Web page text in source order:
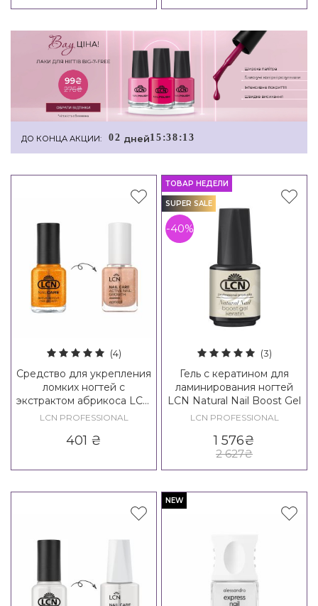
ДО КОНЦА АКЦИИ: 02 дней15 :38 :13
(4)
Средство для укрепления
ломких ногтей с
экстрактом абрикоса LCN
Active Apricot Nail
LCN PROFESSIONAL
401 ₴
ТОВАР НЕДЕЛИ
SUPER SALE
-40%
(3)
Гель с кератином для
ламинирования ногтей
LCN Natural Nail Boost Gel
LCN PROFESSIONAL
1 576₴
2 627₴
NEW